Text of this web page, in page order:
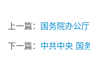
上一篇： 国务院办公
下一篇： 中共中央 国务院